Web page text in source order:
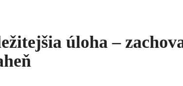
úloha –